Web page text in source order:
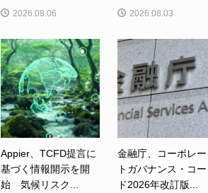
2026.08.06 2026.08.03
Appier、TCFD提言に
基づく情報開示を開
始 気候リスク...
金融庁、コーポレー
トガバナンス・コー
ド2026年改訂版...